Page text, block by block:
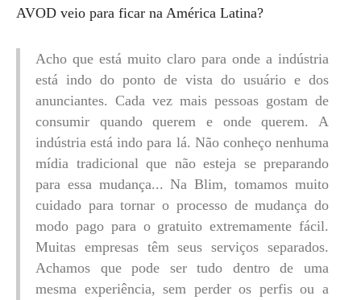
AVOD veio para ficar na América Latina?
Acho que está muito claro para onde a indústria
está indo do ponto de vista do usuário e dos
anunciantes. Cada vez mais pessoas gostam de
consumir quando querem e onde querem. A
indústria está indo para lá. Não conheço nenhuma
mídia tradicional que não esteja se preparando
para essa mudança... Na Blim, tomamos muito
cuidado para tornar o processo de mudança do
modo pago para o gratuito extremamente fácil.
Muitas empresas têm seus serviços separados.
Achamos que pode ser tudo dentro de uma
mesma experiência, sem perder os perfis ou a